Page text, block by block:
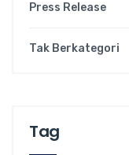
Press Release
Tak Berkategori
Tag